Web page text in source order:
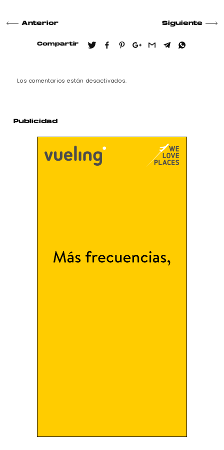
Anterior Siguiente
Compartir
Los comentarios están desactivados.
Publicidad